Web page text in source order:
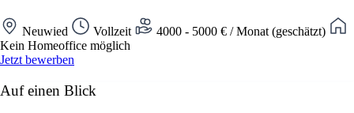
Neuwied Vollzeit
4000 - 5000 € / Monat (geschätzt)
Kein Homeoffice möglich
Jetzt bewerben
Auf einen Blick